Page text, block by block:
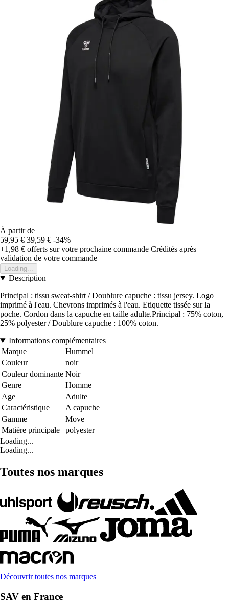
À partir de
59,95 € 39,59 € -34%
+1,98 € offerts sur votre prochaine commande Crédités après
validation de votre commande
Loading...
Description
Principal : tissu sweat-shirt / Doublure capuche : tissu jersey. Logo
imprimé à l'eau. Chevrons imprimés à l'eau. Etiquette tissée sur la
poche. Cordon dans la capuche en taille adulte.Principal : 75% coton,
25% polyester / Doublure capuche : 100% coton.
Informations complémentaires
Marque
Hummel
Couleur
noir
Couleur dominante Noir
Genre
Homme
Age
Adulte
Caractéristique
A capuche
Gamme
Move
Matière principale
polyester
Loading...
Loading...
Toutes nos marques
Découvrir toutes nos marques
SAV en France